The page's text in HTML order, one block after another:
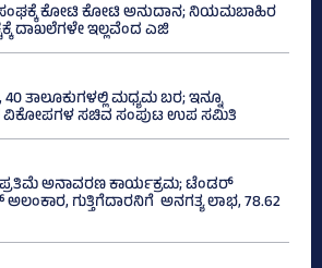
ಕೋಟಿ ಕೋಟಿ ಅನುದಾನ; ನಿಯಮಬಾಹಿರ
ದಾಖಲೆಗಳೇ ಇಲ್ಲವೆಂದ ಎಜಿ
40 ತಾಲೂಕುಗಳಲ್ಲಿ ಮಧ್ಯಮ ಬರ; ಇನ್ನೂ
ವಿಕೋಪಗಳ ಸಚಿವ ಸಂಪುಟ ಉಪ ಸಮಿತಿ
ಪ್ರತಿಮೆ ಅನಾವರಣ ಕಾರ್ಯಕ್ರಮ; ಟೆಂಡರ್
ಗುತ್ತಿಗೆದಾರನಿಗೆ ಅನಗತ್ಯ ಲಾಭ, 78.62